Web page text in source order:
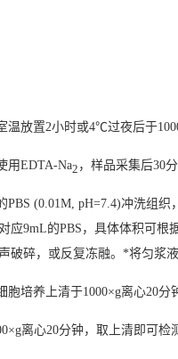
温放置2小时或4℃过夜后于
用EDTA-Na2 ，样品采集后30
PBS (0.01M, pH=7.4)冲洗组
应9mL的PBS，具体体积可
破碎，或反复冻融。*将匀浆
胞培养上清于1000×g离心20分
离心20分钟，取上清即可检